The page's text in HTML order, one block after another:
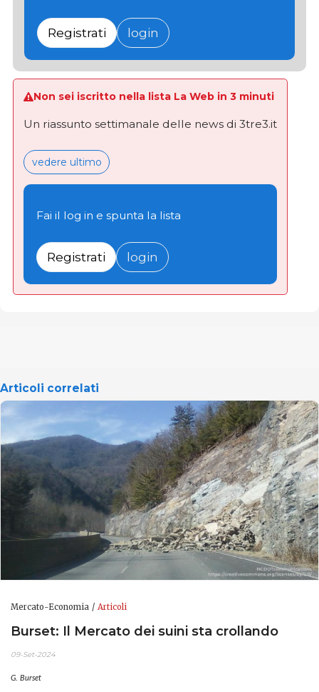
Registrati login
Non sei iscritto nella lista La Web in 3 minuti
Un riassunto settimanale delle news di 3tre3.it
vedere ultimo
Fai il log in e spunta la lista
Registrati login
Articoli correlati
Mercato-Economia Articoli
Burset: Il Mercato dei suini sta crollando
09-Set-2024
G. Burset